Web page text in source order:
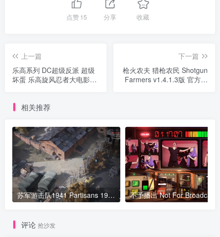
点赞15 分享 收藏
上一篇
乐高系列 DC超级反派 超级
坏蛋 乐高旋风忍者大电影游
下一篇
枪火农夫 猎枪农民 Shotgun
Farmers v1.4.1.3版 官方中
相关推荐
苏军游击队1941 Partisans 1941
评论 抢沙发